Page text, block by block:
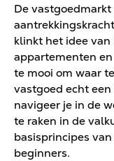
De
klinkt het idee
appartementen
te mooi om waar
vastgoed echt
navigeer je in de
te raken in de
basisprincipes
beginners.